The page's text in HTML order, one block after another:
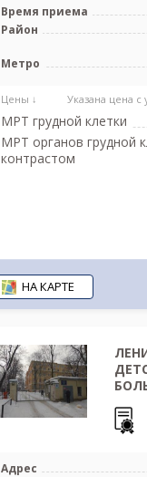
Время приема
Район
Метро
Цены ↓ Указана цена с
МРТ грудной клетки
МРТ органов грудной
контрастом
НА КАРТЕ
Адрес